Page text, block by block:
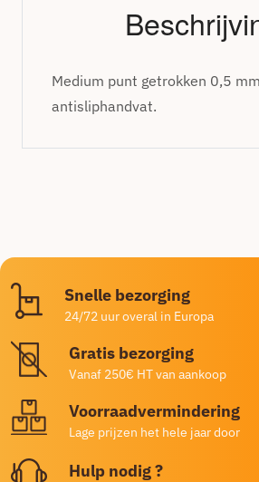
Medium punt getrokken 0,5
antisliphandvat.
Snelle bezorging
24/72 uur overal in Europa
Gratis bezorging
Vanaf 250€ HT van aankoop
Voorraadvermindering
Lage prijzen het hele jaar door
Hulp nodig ?